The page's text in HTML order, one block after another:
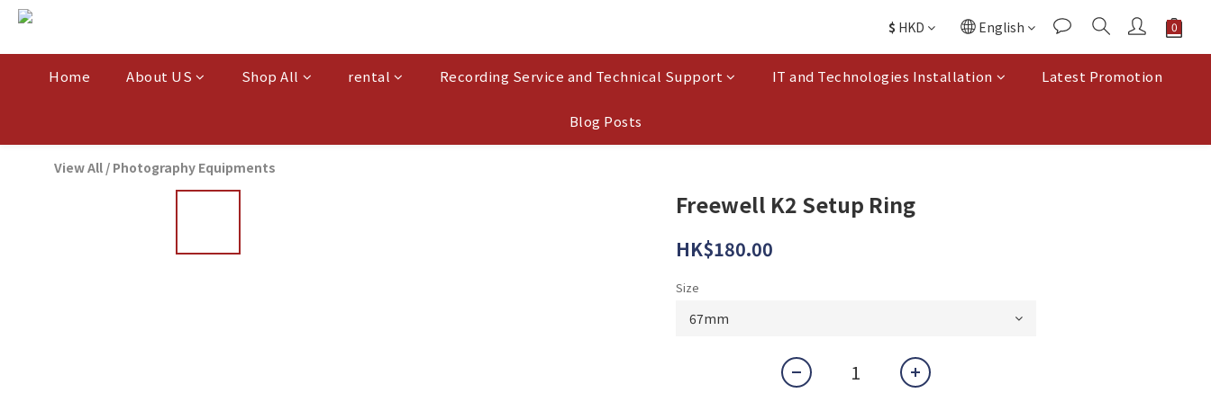
$ HKD English
Home About US Shop All rental Recording Service and Technical Support IT and Technologies Installation Latest Promotion
Blog Posts
View All / Photography Equipments
Freewell K2 Setup Ring
HK$180.00
Size